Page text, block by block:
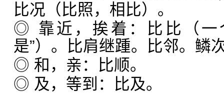
比况（比照，相比）。
◎ 靠近，挨着：比比（一
是”）。比肩继踵。比邻。鳞
◎ 和，亲：比顺。
◎ 及，等到：比及。